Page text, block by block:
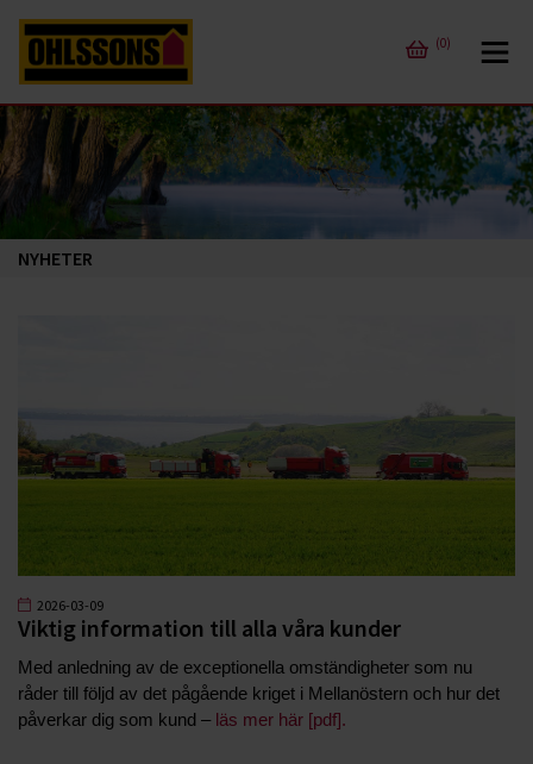
(0)
NYHETER
2026-03-09
Viktig information till alla våra kunder
Med anledning av de exceptionella omständigheter som nu
råder till följd av det pågående kriget i Mellanöstern och hur det
påverkar dig som kund – läs mer här [pdf].